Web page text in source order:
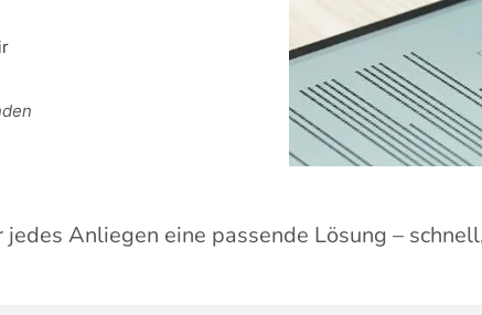
Anliegen eine passende Lösung –